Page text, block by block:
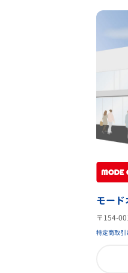
モー
〒154-
特定商取引